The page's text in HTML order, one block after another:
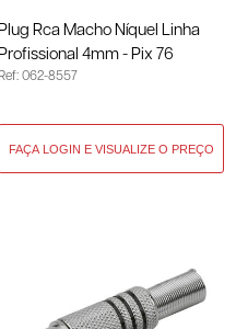
Plug Rca Macho Níquel Linha
Profissional 4mm - Pix 76
Ref: 062-8557